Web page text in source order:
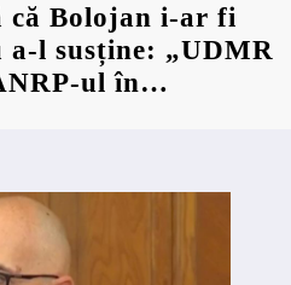
că Bolojan i-ar fi
l susține: „UDMR
ul în…